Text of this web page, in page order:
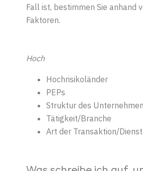
Fall ist, bestimmen Sie anhand
Faktoren.
Hoch
Hochrisikoländer
PEPs
Struktur des
Tätigkeit/Branche
Art der Transaktion/